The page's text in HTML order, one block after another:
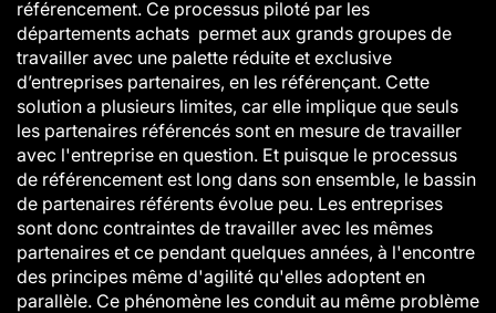
référencement. Ce processus piloté par les
départements achats permet aux grands groupes de
travailler avec une palette réduite et exclusive
d’entreprises partenaires, en les référençant. Cette
solution a plusieurs limites, car elle implique que seuls
les partenaires référencés sont en mesure de travailler
avec l'entreprise en question. Et puisque le processus
de référencement est long dans son ensemble, le bassin
de partenaires référents évolue peu. Les entreprises
sont donc contraintes de travailler avec les mêmes
partenaires et ce pendant quelques années, à l'encontre
des principes même d'agilité qu'elles adoptent en
parallèle. Ce phénomène les conduit au même problème